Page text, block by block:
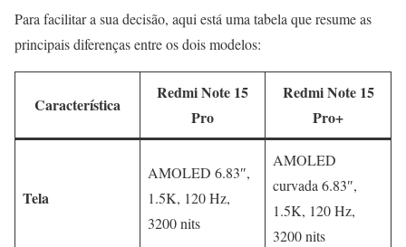
Para facilitar a sua decisão, aqui está uma tabela que resume as
principais diferenças entre os dois modelos:
Característica
Redmi Note 15
Pro
Redmi Note 15
Pro+
Tela
AMOLED 6.83″,
1.5K, 120 Hz,
3200 nits
AMOLED
curvada 6.83″,
1.5K, 120 Hz,
3200 nits